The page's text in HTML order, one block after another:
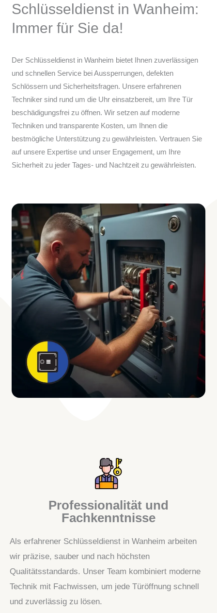
Schlüsseldienst in Wanheim:
Immer für Sie da!
Der Schlüsseldienst in Wanheim bietet Ihnen zuverlässigen
und schnellen Service bei Aussperrungen, defekten
Schlössern und Sicherheitsfragen. Unsere erfahrenen
Techniker sind rund um die Uhr einsatzbereit, um Ihre Tür
beschädigungsfrei zu öffnen. Wir setzen auf moderne
Techniken und transparente Kosten, um Ihnen die
bestmögliche Unterstützung zu gewährleisten. Vertrauen Sie
auf unsere Expertise und unser Engagement, um Ihre
Sicherheit zu jeder Tages- und Nachtzeit zu gewährleisten.
Professionalität und
Fachkenntnisse
Als erfahrener Schlüsseldienst in Wanheim arbeiten
wir präzise, sauber und nach höchsten
Qualitätsstandards. Unser Team kombiniert moderne
Technik mit Fachwissen, um jede Türöffnung schnell
und zuverlässig zu lösen.